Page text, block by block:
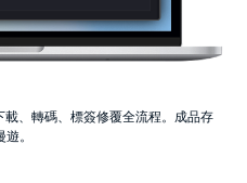
、轉碼、標簽修覆全流程。成品存
。